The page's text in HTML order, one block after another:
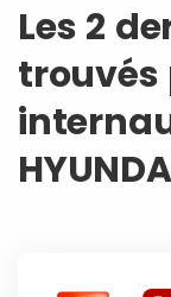
Les 2
trouvés